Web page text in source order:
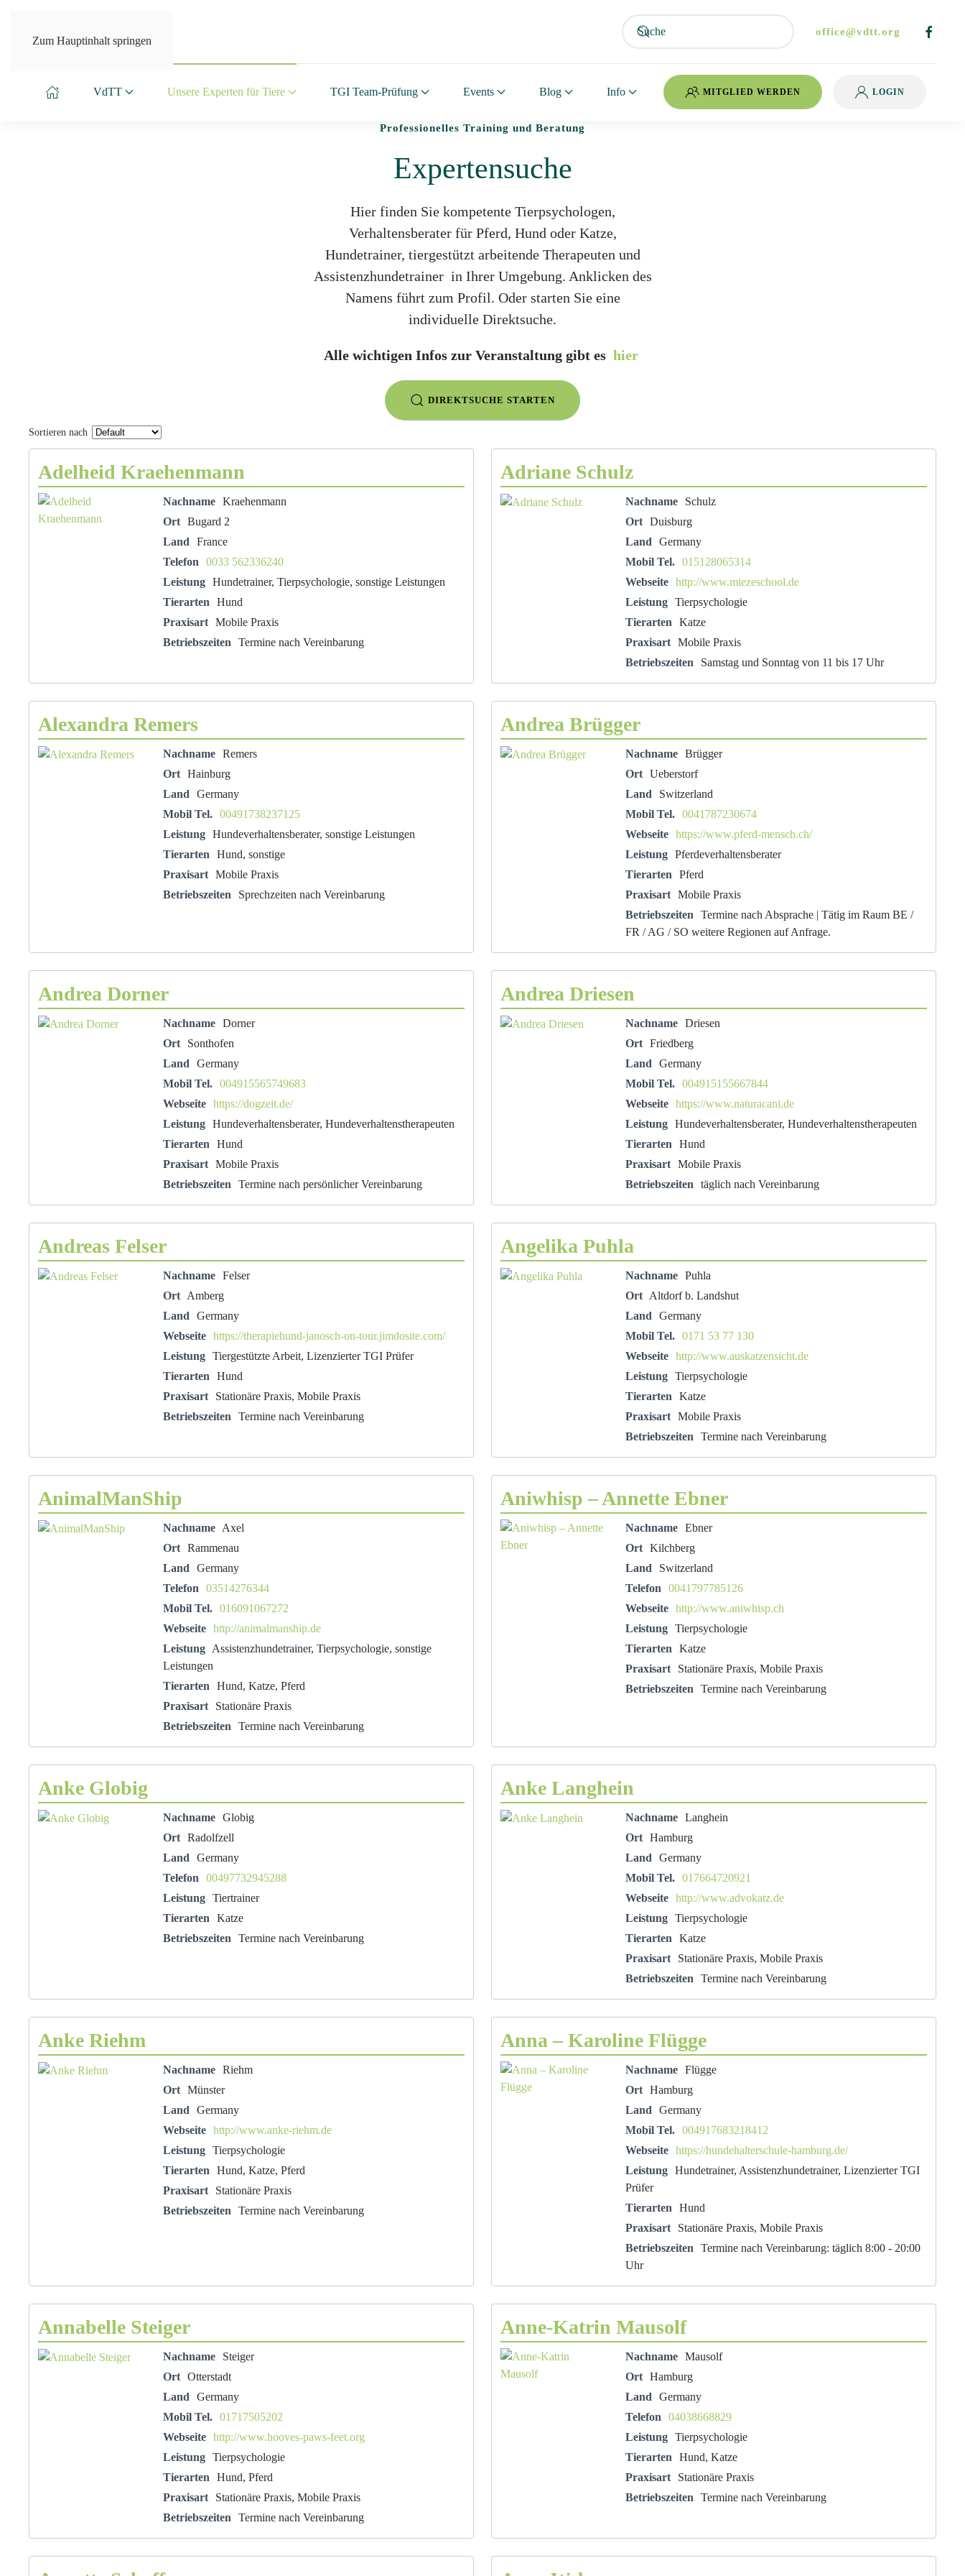
Zum Hauptinhalt springen
office@vdtt.org
VdTT Unsere Experten für Tiere TGI Team-Prüfung Events Blog Info MITGLIED WERDEN LOGIN
Professionelles Training und Beratung
Expertensuche
Hier finden Sie kompetente Tierpsychologen,
Verhaltensberater für Pferd, Hund oder Katze,
Hundetrainer, tiergestützt arbeitende Therapeuten und
Assistenzhundetrainer in Ihrer Umgebung. Anklicken des
Namens führt zum Profil. Oder starten Sie eine
individuelle Direktsuche.
Alle wichtigen Infos zur Veranstaltung gibt es hier
DIREKTSUCHE STARTEN
Sortieren nach
Adelheid Kraehenmann
Nachname Kraehenmann
Ort Bugard 2
Land
France
Telefon
0033 562336240
Leistung Hundetrainer, Tierpsychologie, sonstige Leistungen
Tierarten
Hund
Praxisart Mobile Praxis
Betriebszeiten
Termine nach Vereinbarung
Adriane Schulz
Nachname
Schulz
Ort Duisburg
Land
Germany
Mobil Tel. 015128065314
Webseite http://www.miezeschool.de
Leistung Tierpsychologie
Tierarten
Katze
Praxisart Mobile Praxis
Betriebszeiten
Samstag und Sonntag von 11 bis 17 Uhr
Alexandra Remers
Nachname Remers
Ort Hainburg
Land
Germany
Mobil Tel. 00491738237125
Leistung Hundeverhaltensberater, sonstige Leistungen
Tierarten
Hund, sonstige
Praxisart Mobile Praxis
Betriebszeiten
Sprechzeiten nach Vereinbarung
Andrea Brügger
Nachname Brügger
Ort Ueberstorf
Land
Switzerland
Mobil Tel. 0041787230674
Webseite https://www.pferd-mensch.ch/
Leistung Pferdeverhaltensberater
Tierarten
Pferd
Praxisart Mobile Praxis
Betriebszeiten
Termine nach Absprache | Tätig im Raum BE /
FR / AG / SO weitere Regionen auf Anfrage.
Andrea Dorner
Nachname Dorner
Ort
Sonthofen
Land
Germany
Mobil Tel. 004915565749683
Webseite https://dogzeit.de/
Leistung Hundeverhaltensberater, Hundeverhaltenstherapeuten
Tierarten
Hund
Praxisart Mobile Praxis
Betriebszeiten
Termine nach persönlicher Vereinbarung
Andrea Driesen
Nachname Driesen
Ort Friedberg
Land
Germany
Mobil Tel. 004915155667844
Webseite https://www.naturacani.de
Leistung Hundeverhaltensberater, Hundeverhaltenstherapeuten
Tierarten
Hund
Praxisart Mobile Praxis
Betriebszeiten
täglich nach Vereinbarung
Andreas Felser
Nachname Felser
Ort Amberg
Land
Germany
Webseite https://therapiehund-janosch-on-tour.jimdosite.com/
Leistung Tiergestützte Arbeit, Lizenzierter TGI Prüfer
Tierarten
Hund
Praxisart
Stationäre Praxis, Mobile Praxis
Betriebszeiten
Termine nach Vereinbarung
Angelika Puhla
Nachname Puhla
Ort Altdorf b. Landshut
Land
Germany
Mobil Tel. 0171 53 77 130
Webseite http://www.auskatzensicht.de
Leistung Tierpsychologie
Tierarten
Katze
Praxisart Mobile Praxis
Betriebszeiten
Termine nach Vereinbarung
AnimalManShip
Nachname Axel
Ort Rammenau
Land
Germany
Telefon
03514276344
Mobil Tel. 016091067272
Webseite http://animalmanship.de
Leistung Assistenzhundetrainer, Tierpsychologie, sonstige
Leistungen
Tierarten
Hund, Katze, Pferd
Praxisart
Stationäre Praxis
Betriebszeiten
Termine nach Vereinbarung
Aniwhisp – Annette Ebner
Nachname Ebner
Ort Kilchberg
Land
Switzerland
Telefon
0041797785126
Webseite http://www.aniwhisp.ch
Leistung Tierpsychologie
Tierarten
Katze
Praxisart
Stationäre Praxis, Mobile Praxis
Betriebszeiten
Termine nach Vereinbarung
Anke Globig
Nachname Globig
Ort Radolfzell
Land
Germany
Telefon
00497732945288
Leistung Tiertrainer
Tierarten
Katze
Betriebszeiten
Termine nach Vereinbarung
Anke Langhein
Nachname Langhein
Ort Hamburg
Land
Germany
Mobil Tel. 017664720921
Webseite http://www.advokatz.de
Leistung Tierpsychologie
Tierarten
Katze
Praxisart
Stationäre Praxis, Mobile Praxis
Betriebszeiten
Termine nach Vereinbarung
Anke Riehm
Nachname Riehm
Ort Münster
Land
Germany
Webseite http://www.anke-riehm.de
Leistung Tierpsychologie
Tierarten
Hund, Katze, Pferd
Praxisart
Stationäre Praxis
Betriebszeiten
Termine nach Vereinbarung
Anna – Karoline Flügge
Nachname Flügge
Ort Hamburg
Land
Germany
Mobil Tel. 004917683218412
Webseite https://hundehalterschule-hamburg.de/
Leistung Hundetrainer, Assistenzhundetrainer, Lizenzierter TGI
Prüfer
Tierarten
Hund
Praxisart
Stationäre Praxis, Mobile Praxis
Betriebszeiten
Termine nach Vereinbarung: täglich 8:00 - 20:00
Uhr
Annabelle Steiger
Nachname
Steiger
Ort Otterstadt
Land
Germany
Mobil Tel. 01717505202
Webseite http://www.hooves-paws-feet.org
Leistung Tierpsychologie
Tierarten
Hund, Pferd
Praxisart
Stationäre Praxis, Mobile Praxis
Betriebszeiten
Termine nach Vereinbarung
Anne-Katrin Mausolf
Nachname Mausolf
Ort Hamburg
Land
Germany
Telefon
04038668829
Leistung Tierpsychologie
Tierarten
Hund, Katze
Praxisart
Stationäre Praxis
Betriebszeiten
Termine nach Vereinbarung